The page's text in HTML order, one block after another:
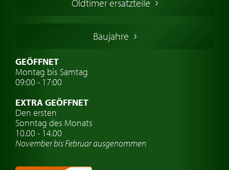
Deutsche Oldtimer
Schwedische Oldtimer
Oldtimer mit h-kennzeichen
Auto Oldtimer Markt
Oldtimer-Versicherung
Oldtimer-Clubs
Oldtimer-Reisen
Oldtimer ersatzteile
Baujahre
GEÖFFNET
Montag bis Samtag
09:00 - 17:00
EXTRA GEÖFFNET
Den ersten
Sonntag des Monats
10.00 - 14.00
November bis Februar ausgenommen